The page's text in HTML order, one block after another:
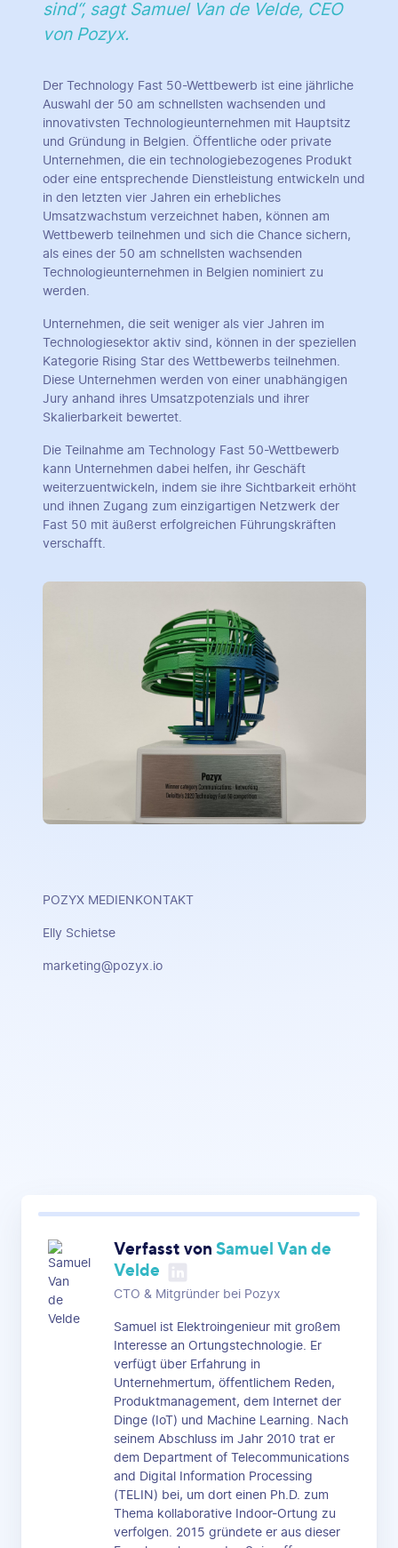
sind“, sagt Samuel Van de Velde, CEO
von Pozyx.
Der Technology Fast 50-Wettbewerb ist eine jährliche
Auswahl der 50 am schnellsten wachsenden und
innovativsten Technologieunternehmen mit Hauptsitz
und Gründung in Belgien. Öffentliche oder private
Unternehmen, die ein technologiebezogenes Produkt
oder eine entsprechende Dienstleistung entwickeln und
in den letzten vier Jahren ein erhebliches
Umsatzwachstum verzeichnet haben, können am
Wettbewerb teilnehmen und sich die Chance sichern,
als eines der 50 am schnellsten wachsenden
Technologieunternehmen in Belgien nominiert zu
werden.
Unternehmen, die seit weniger als vier Jahren im
Technologiesektor aktiv sind, können in der speziellen
Kategorie Rising Star des Wettbewerbs teilnehmen.
Diese Unternehmen werden von einer unabhängigen
Jury anhand ihres Umsatzpotenzials und ihrer
Skalierbarkeit bewertet.
Die Teilnahme am Technology Fast 50-Wettbewerb
kann Unternehmen dabei helfen, ihr Geschäft
weiterzuentwickeln, indem sie ihre Sichtbarkeit erhöht
und ihnen Zugang zum einzigartigen Netzwerk der
Fast 50 mit äußerst erfolgreichen Führungskräften
verschafft.
POZYX MEDIENKONTAKT
Elly Schietse
marketing@pozyx.io
Verfasst vonSamuel Van de
Velde
CTO & Mitgründer bei Pozyx
Samuel ist Elektroingenieur mit großem
Interesse an Ortungstechnologie. Er
verfügt über Erfahrung in
Unternehmertum, öffentlichem Reden,
Produktmanagement, dem Internet der
Dinge (IoT) und Machine Learning. Nach
seinem Abschluss im Jahr 2010 trat er
dem Department of Telecommunications
and Digital Information Processing
(TELIN) bei, um dort einen Ph.D. zum
Thema kollaborative Indoor-Ortung zu
verfolgen. 2015 gründete er aus dieser